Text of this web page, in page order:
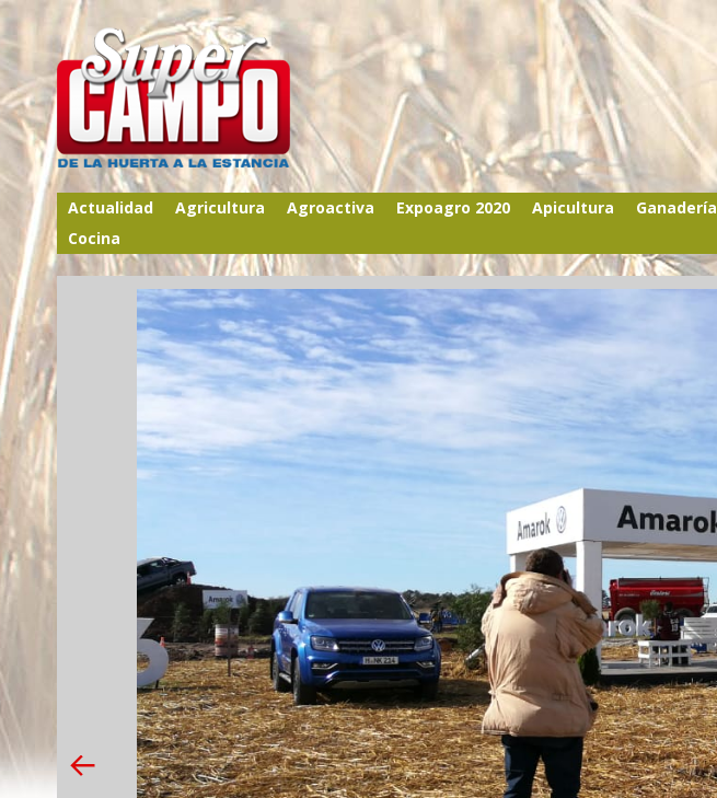
Actualidad Agricultura Agroactiva Expoagro 2020 Apicultura Ganadería
Cocina